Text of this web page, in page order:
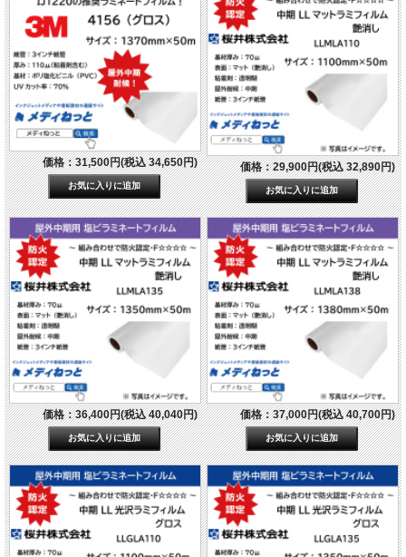
価格：31,500円(税込 34,650円) 価格：29,900円(税込 32,890円)
価格：36,400円(税込 40,040円) 価格：37,000円(税込 40,700円)